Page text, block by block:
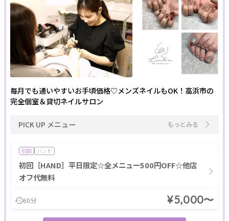
毎月でも通いやすいお手頃価格♡メンズネイルもOK！高浜市の
完全個室＆貸切ネイルサロン
PICK UP メニュー もっとみる
初回 ハンド
初回［HAND］平日限定☆全メニュー500円OFF☆他店
オフ代無料
60分 ¥5,000〜